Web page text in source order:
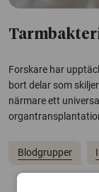
Forskare har
bort delar som
närmare ett
Blodgrupper